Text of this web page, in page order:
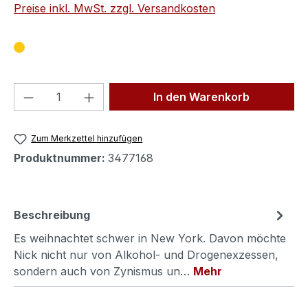
Preise inkl. MwSt. zzgl. Versandkosten
Produkt Anzahl: Gib denIn den Warenkorb
Zum Merkzettel hinzufügen
Produktnummer: 3477168
Beschreibung
Es weihnachtet schwer in New York. Davon möchte
Nick nicht nur von Alkohol- und Drogenexzessen,
sondern auch von Zynismus un… Mehr